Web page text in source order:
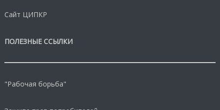
Сайт ЦИПКР
ПОЛЕЗНЫЕ ССЫЛКИ
"Рабочая борьба"